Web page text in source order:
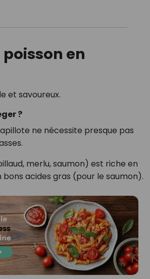
poisson en
et savoureux.
?
ne nécessite presque pas
merlu, saumon) est riche en
acides gras (pour le saumon).